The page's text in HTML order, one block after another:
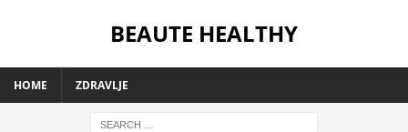
BEAUTE HEALTHY
HOME ZDRAVLJE